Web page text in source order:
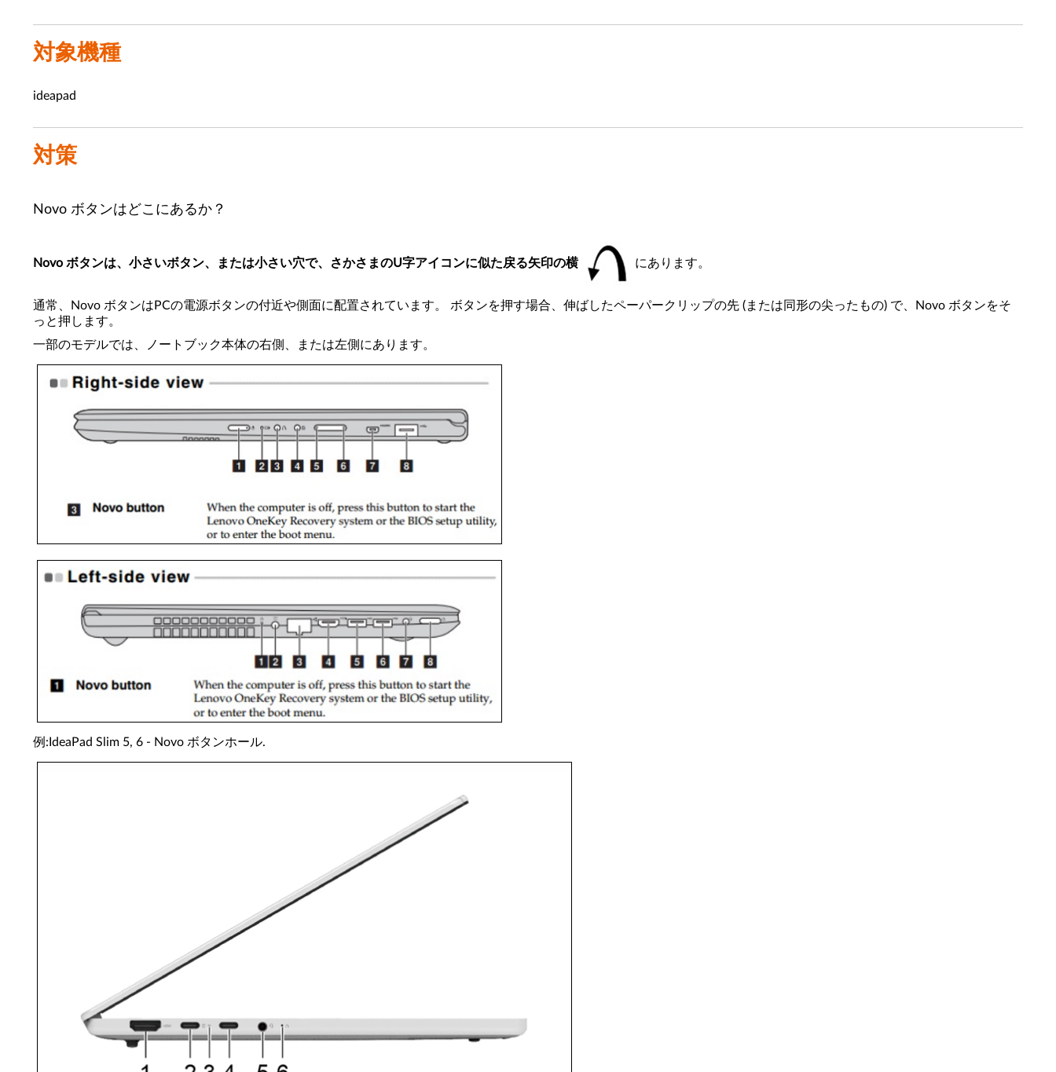
対象機種
ideapad
対策
Novo ボタンはどこにあるか？
Novo ボタンは、小さいボタン、または小さい穴で、さかさまのU字アイコンに似た戻る矢印の横 にあります。
通常、Novo ボタンはPCの電源ボタンの付近や側面に配置されています。 ボタンを押す場合、伸ばしたペーパークリップの先 (または同形の尖ったもの) で、Novo ボタンをそ
っと押します。
一部のモデルでは、ノートブック本体の右側、または左側にあります。
例:IdeaPad Slim 5, 6 - Novo ボタンホール.